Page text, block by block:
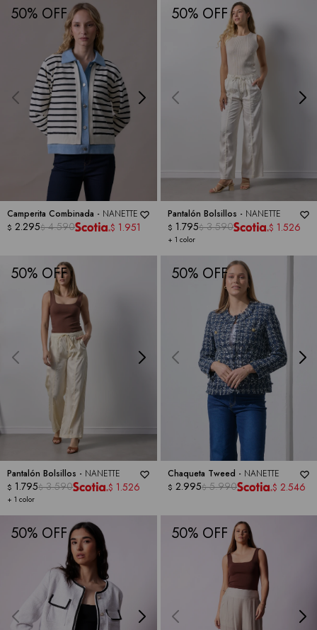
50
Camperita Combinada - NANETTE
$ 2.295$ 4.590 $ 1.951
50
Pantalón Bolsillos - NANETTE
+ 1 color
$ 1.795$ 3.590 $ 1.526
50
Pantalón Bolsillos - NANETTE
+ 1 color
$ 1.795$ 3.590 $ 1.526
50
Chaqueta Tweed - NANETTE
$ 2.995$ 5.990 $ 2.546
50 50